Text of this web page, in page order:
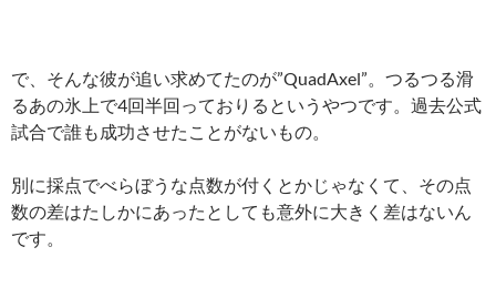
で、そんな彼が追い求めてたのが”QuadAxel”。つるつる滑
るあの氷上で4回半回っておりるというやつです。過去公式
試合で誰も成功させたことがないもの。
別に採点でべらぼうな点数が付くとかじゃなくて、その点
数の差はたしかにあったとしても意外に大きく差はないん
です。